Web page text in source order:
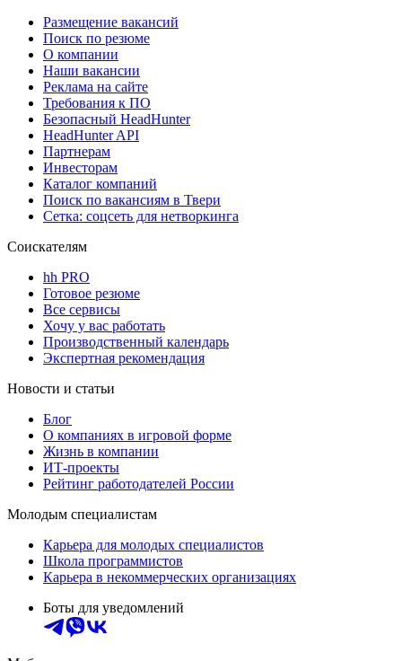
Размещение вакансий
Поиск по резюме
О компании
Наши вакансии
Реклама на сайте
Требования к ПО
Безопасный HeadHunter
HeadHunter API
Партнерам
Инвесторам
Каталог компаний
Поиск по вакансиям в Твери
Сетка: соцсеть для нетворкинга
Соискателям
hh PRO
Готовое резюме
Все сервисы
Хочу у вас работать
Производственный календарь
Экспертная рекомендация
Новости и статьи
Блог
О компаниях в игровой форме
Жизнь в компании
ИТ-проекты
Рейтинг работодателей России
Молодым специалистам
Карьера для молодых специалистов
Школа программистов
Карьера в некоммерческих организациях
Боты для уведомлений